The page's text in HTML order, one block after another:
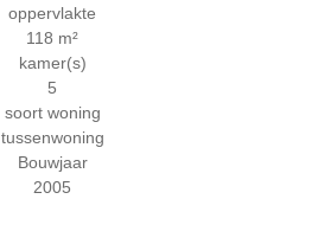
oppervlakte
118 m²
kamer(s)
5
soort woning
tussenwoning
Bouwjaar
2005